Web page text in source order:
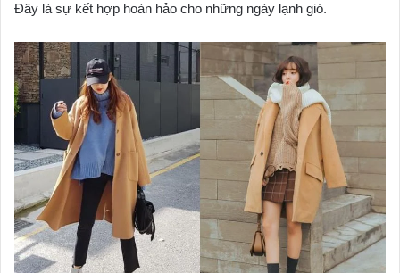
Đây là sự kết hợp hoàn hảo cho những ngày lạnh gió.